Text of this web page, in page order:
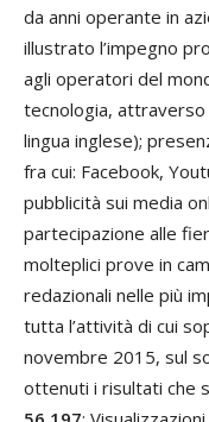
da anni operante in
illustrato l’impegno
agli operatori del
tecnologia, attraverso
lingua inglese);
fra cui: Facebook,
pubblicità sui media
partecipazione alle
molteplici prove in
redazionali nelle più
tutta l’attività di cui
novembre 2015, sul
ottenuti i risultati che